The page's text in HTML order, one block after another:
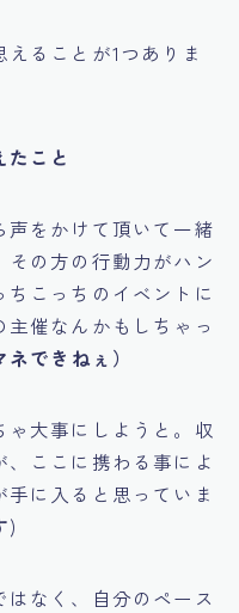
ることが1つありま
こと
をかけて頂いて一緒
の方の行動力がハン
こっちのイベントに
催なんかもしちゃっ
できねぇ）
大事にしようと。収
ここに携わる事によ
に入ると思っていま
)
なく、自分のペース